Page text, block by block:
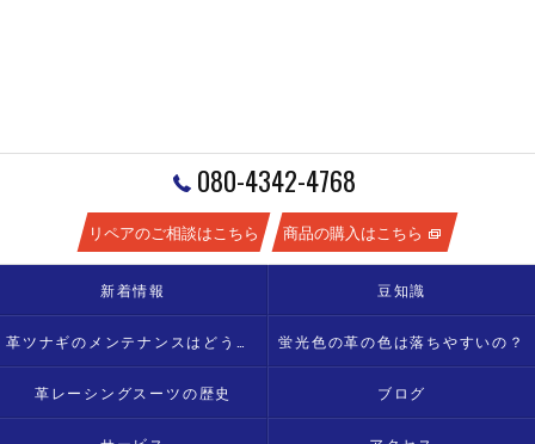
080-4342-4768
リペアのご相談はこちら 商品の購入はこちら
新着情報 豆知識
蛍光色の革の色は落ちやすいの？
革レーシングスーツの歴史 ブログ